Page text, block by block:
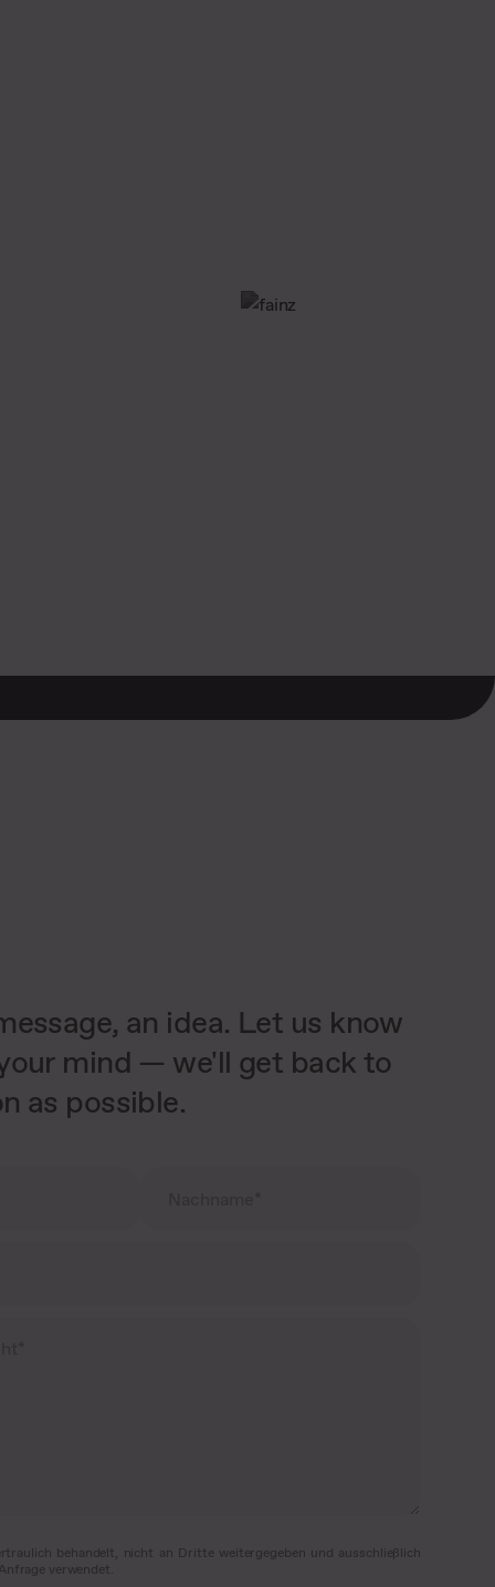
an idea. Let us know
mind — we'll get back to
as possible.
behandelt, nicht an Dritte weitergegeben und ausschließlich
verwendet.